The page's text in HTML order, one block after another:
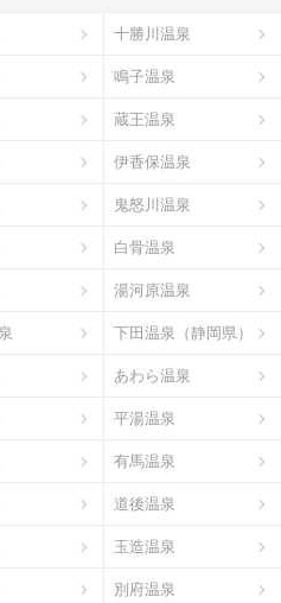
十勝川温泉
鳴子温泉
蔵王温泉
伊香保温泉
鬼怒川温泉
白骨温泉
湯河原温泉
下田温泉（静岡県）
あわら温泉
平湯温泉
有馬温泉
道後温泉
玉造温泉
別府温泉